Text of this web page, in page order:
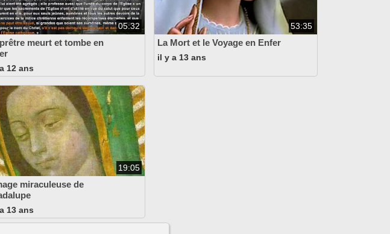
05:32
meurt et tombe en
12 ans
53:35
La Mort et le Voyage en Enfer
il y a 13 ans
19:05
miraculeuse de
13 ans